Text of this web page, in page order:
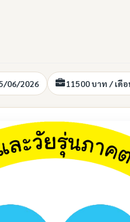
06/2026 11500 บาท / เดือ